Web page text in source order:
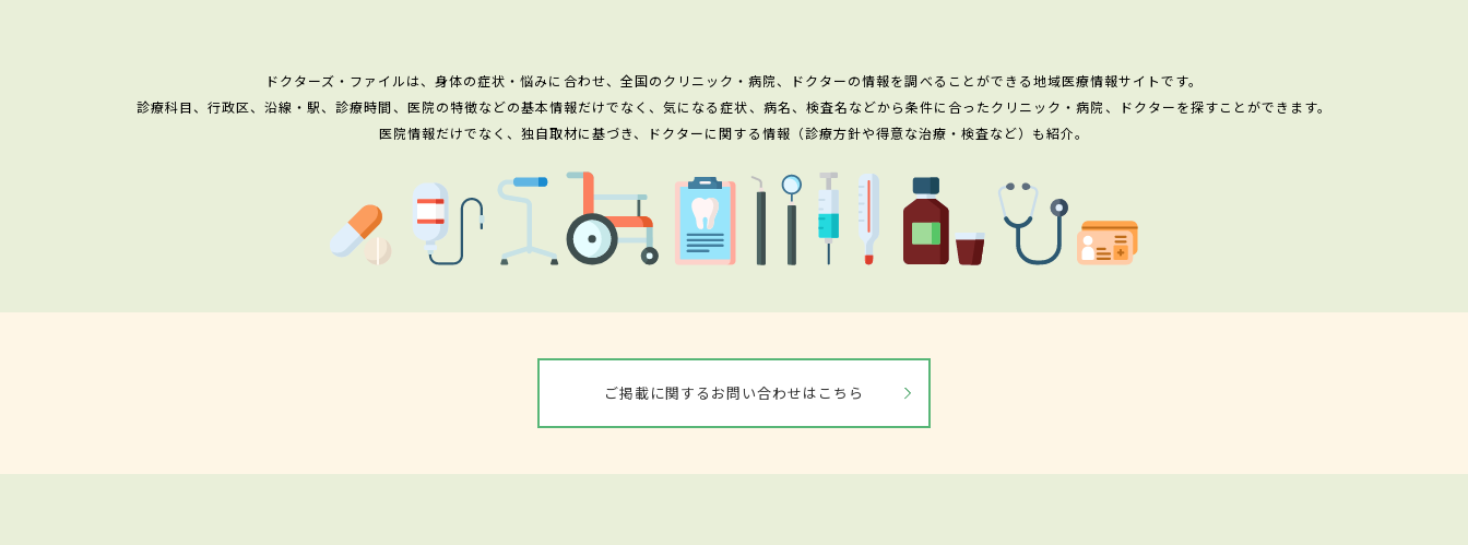
ドクターズ・ファイルは、身体の症状・悩みに合わせ、全国のクリニック・病院、ドクターの情報を調べることができる地域医療情報サイトです。
診療科目、行政区、沿線・駅、診療時間、医院の特徴などの基本情報だけでなく、気になる症状、病名、検査名などから条件に合ったクリニック・病院、ドクターを探すことができます。
医院情報だけでなく、独自取材に基づき、ドクターに関する情報（診療方針や得意な治療・検査など）も紹介。
ご掲載に関するお問い合わせはこちら